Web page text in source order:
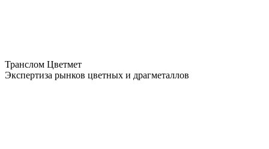
Транслом Цветмет
Экспертиза рынков цветных и драгметаллов